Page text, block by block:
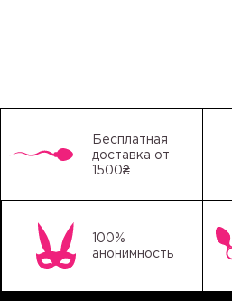
Бесплатная
доставка от
1500₴
100%
анонимность